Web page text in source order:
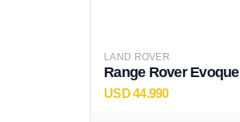
LAND ROVER
Range Rover Evoque
USD 44.990